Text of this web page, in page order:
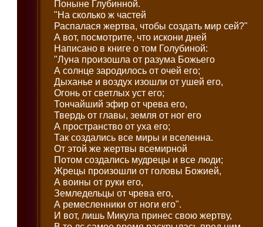
Поныне Глубинной.
"На сколько ж частей
Распалася жертва, чтобы создать мир сей?"
А вот, посмотрите, что искони дней
Написано в книге о том Голубиной:
"Луна произошла от разума Божьего
А солнце зародилось от очей его;
Дыханье и воздух изошли от ушей его,
Огонь от светлых уст его;
Тончайший эфир от чрева его,
Твердь от главы, земля от ног его
А пространство от уха его;
Так создались все миры и вселенна.
От этой же жертвы всемирной
Потом создались мудрецы и все люди;
Жрецы произошли от головы Божией,
А воины от руки его,
Земледельцы от чрева его,
А ремесленники от ноги его".
И вот, лишь Микула принес свою жертву,